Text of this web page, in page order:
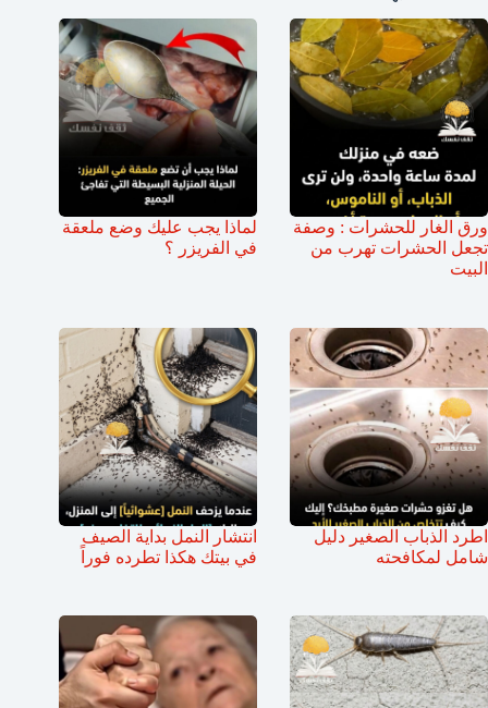
ورق الغار للحشرات : وصفة
تجعل الحشرات تهرب من
البيت
لماذا يجب عليك وضع ملعقة
في الفريزر ؟
اطرد الذباب الصغير دليل
شامل لمكافحته
انتشار النمل بداية الصيف
في بيتك هكذا تطرده فوراً